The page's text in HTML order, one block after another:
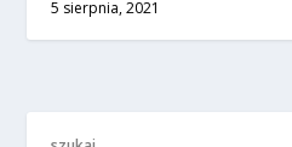
5 sierpnia, 2021